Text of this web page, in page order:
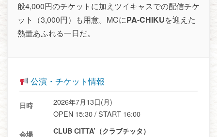
般4,000円のチケットに加えツイキャスでの配信チケ
ット（3,000円）も用意。MCにPA-CHIKUを迎えた
熱量あふれる一日だ。
公演・チケット情報
日時
2026年7月13日(月)
OPEN 15:30 / START 16:00
会場 CLUB CITTA’（クラブチッタ）